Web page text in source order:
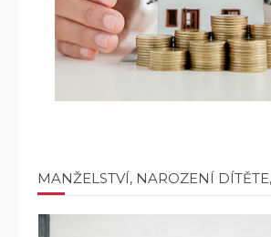
MANŽELSTVÍ, NAROZENÍ